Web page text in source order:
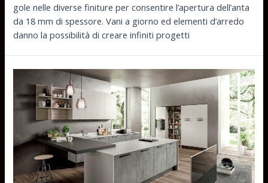
gole nelle diverse finiture per consentire l’apertura dell’anta
da 18 mm di spessore. Vani a giorno ed elementi d’arredo
danno la possibilità di creare infiniti progetti